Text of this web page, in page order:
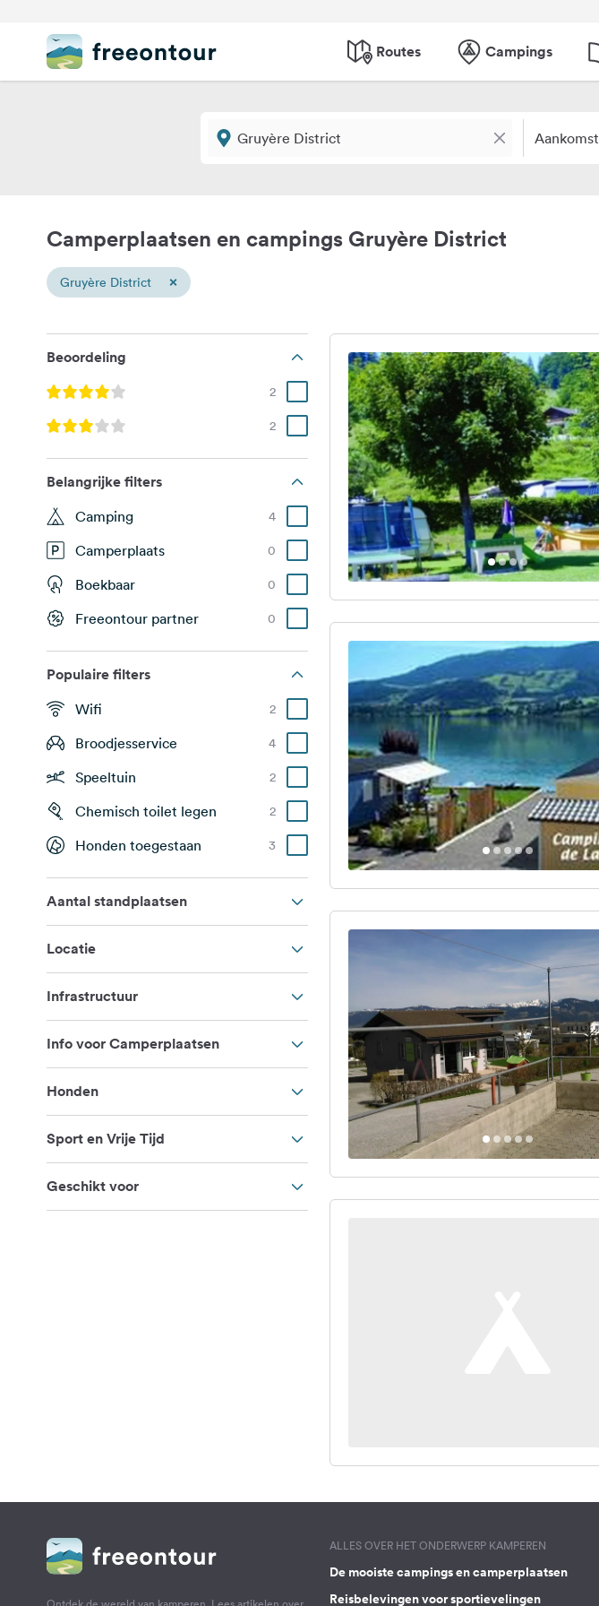
Routes Campings
Aankomst
Camperplaatsen en campings Gruyère District
Gruyère District ×
Beoordeling
2
2
Belangrijke filters
Camping 4
Camperplaats 0
Boekbaar 0
Freeontour partner 0
Populaire filters
Wifi 2
Broodjesservice 4
Speeltuin 2
Chemisch toilet legen 2
Honden toegestaan 3
Aantal standplaatsen
Locatie
Infrastructuur
Info voor Camperplaatsen
Honden
Sport en Vrije Tijd
Geschikt voor
ALLES OVER HET ONDERWERP KAMPEREN
De mooiste campings en camperplaatsen
Reisbelevingen voor sportievelingen